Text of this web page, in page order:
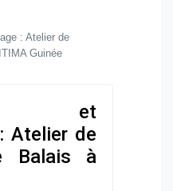
: Atelier de
Guinée
et
Atelier de
Balais à